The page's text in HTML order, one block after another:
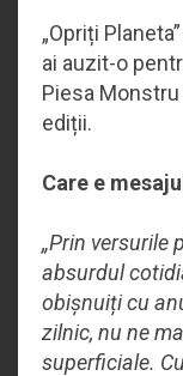
„Opriți
ai auzit-o
Piesa
ediții.
Care e
„Prin versurile
absurdul
obișnuiți cu
zilnic, nu ne
superficiale.